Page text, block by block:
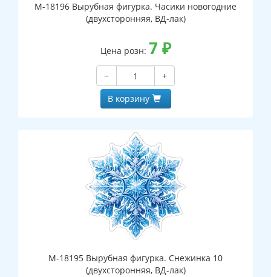
М-18196 Вырубная фигурка. Часики новогодние
(двухсторонняя, ВД-лак)
Цена розн: 7 ₽
−
+
В корзину
М-18195 Вырубная фигурка. Снежинка 10
(двухсторонняя, ВД-лак)